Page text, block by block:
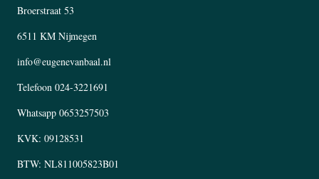
Broerstraat 53
6511 KM Nijmegen
info@eugenevanbaal.nl
Telefoon 024-3221691
Whatsapp 0653257503
KVK: 09128531
BTW: NL811005823B01